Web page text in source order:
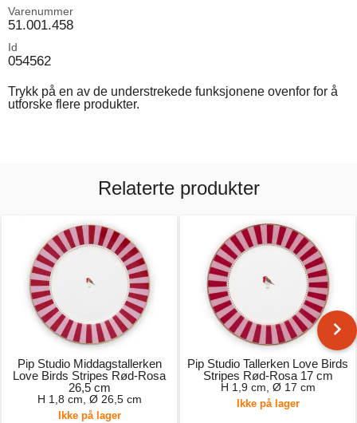
Varenummer
51.001.458
Id
054562
Trykk på en av de understrekede funksjonene ovenfor for å
utforske flere produkter.
Relaterte produkter
Pip Studio Middagstallerken
Love Birds Stripes Rød-Rosa
26,5 cm
H 1,8 cm, Ø 26,5 cm
Ikke på lager
Pip Studio Tallerken Love Birds
Stripes Rød-Rosa 17 cm
H 1,9 cm, Ø 17 cm
Ikke på lager